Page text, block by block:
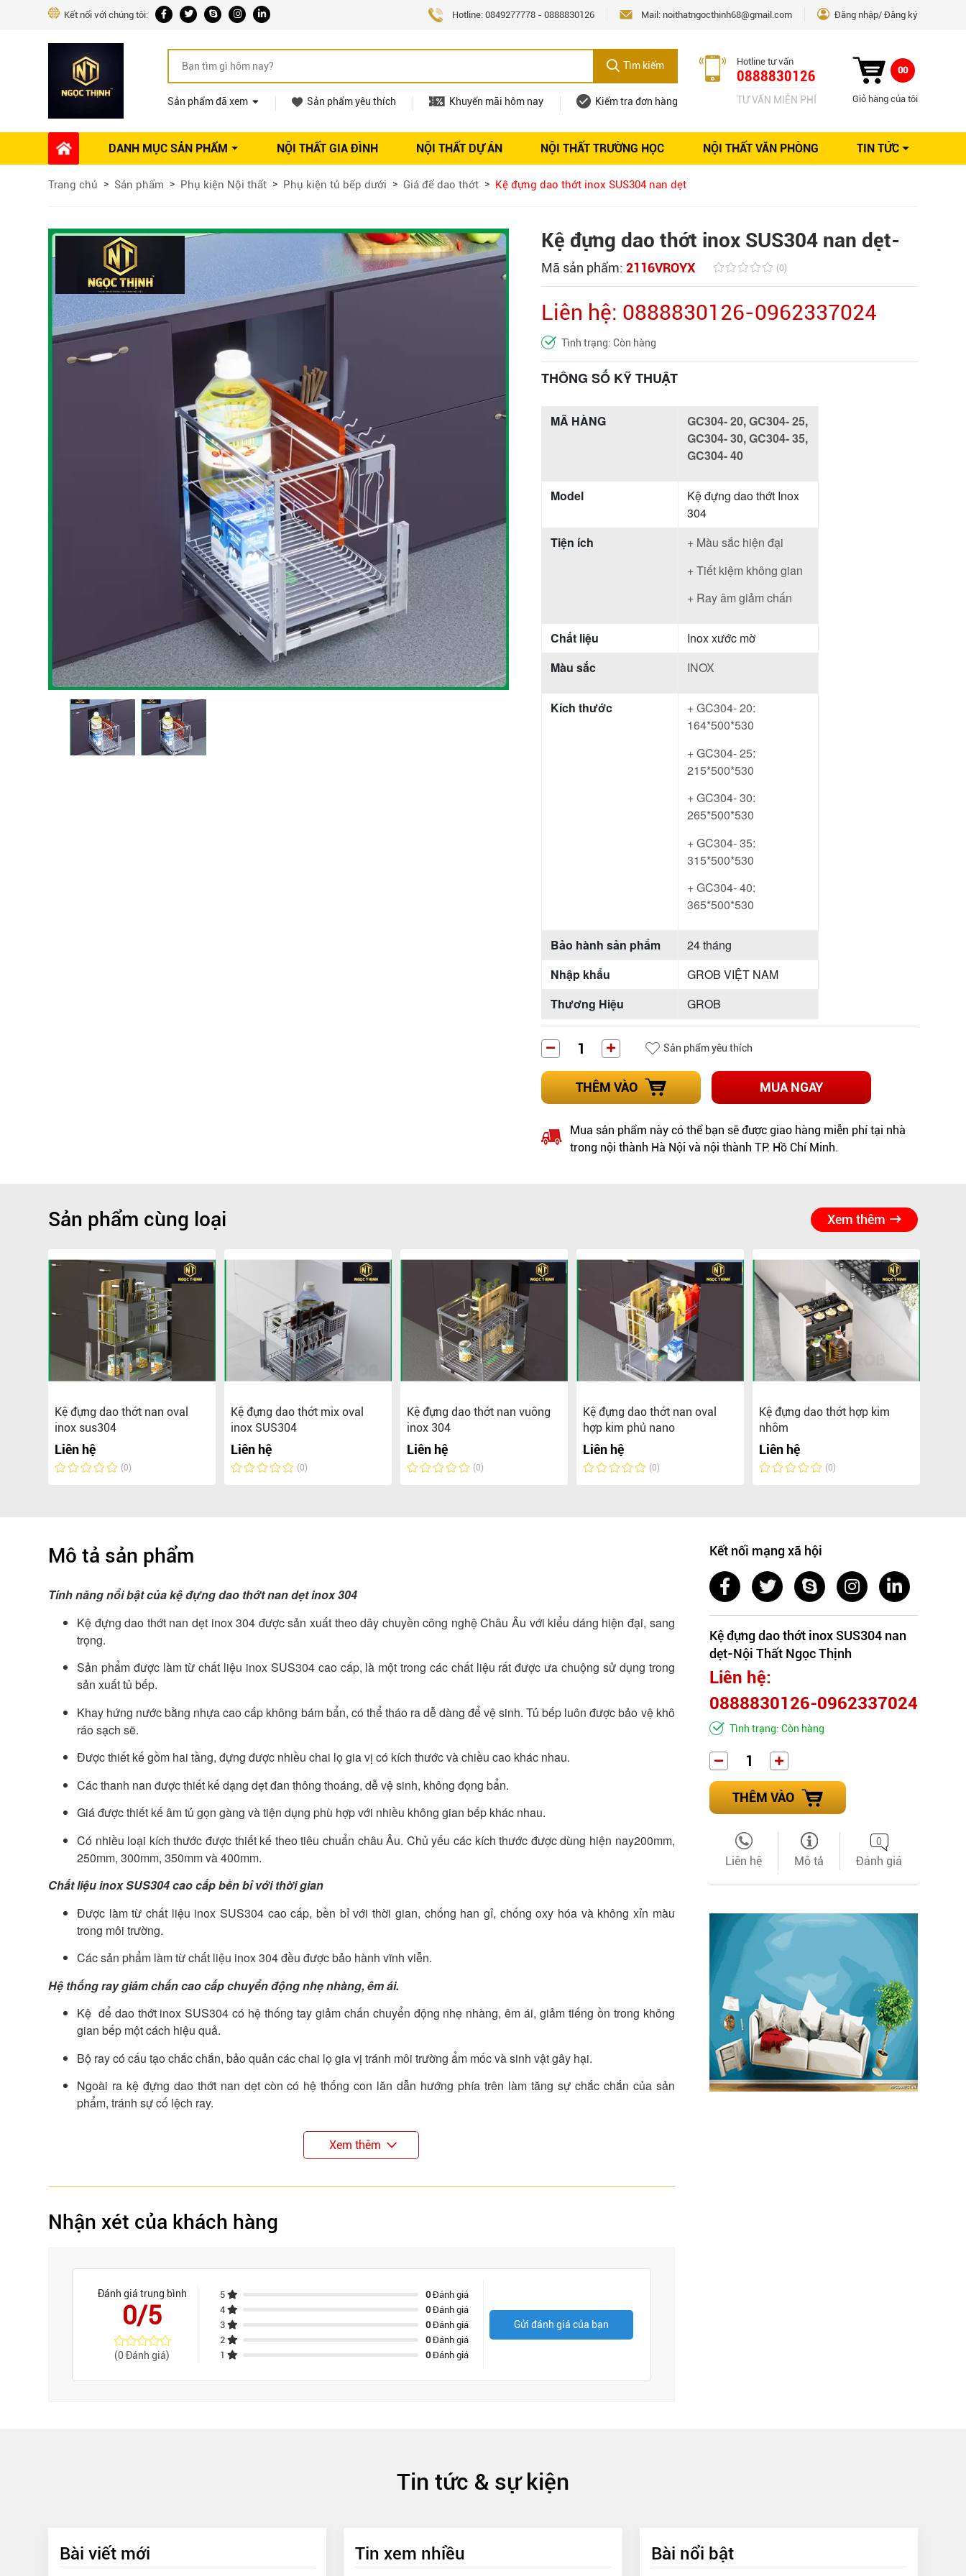
Kết nối với chúng tôi: Hotline: 0849277778 - 0888830126 Mail: noithatngocthinh68@gmail.com Đăng nhập Đăng ký
Tìm kiếm
Sản phẩm đã xem Sản phẩm yêu thích Khuyến mãi hôm nay Kiểm tra đơn hàng
Hotline tư vấn
0888830126
TƯ VẤN MIỄN PHÍ
00
Giỏ hàng của tôi
DANH MỤC SẢN PHẨM
Phụ kiện Nội thất
Ổ khóa tủ
Máy hút mùi
Vòi rửa nhà bếp
Phụ kiện tủ áo
Phụ kiện tủ bếp trên
Thùng đựng gạo
Bếp từ-Bếp hồng ngoại
Chậu rửa bát
Ray trượt – bản lề – tay nắm cửa
Giá để bát đĩa đa năng
NỘI THẤT GIA ĐÌNH NỘI THẤT DỰ ÁN NỘI THẤT TRƯỜNG HỌC NỘI THẤT VĂN PHÒNG TIN TỨC
Dự án thi công Báo giá Nội thất
Giải pháp thiết kế
Trang chủ Sản phẩm Phụ kiện Nội thất Phụ kiện tủ bếp dưới Giá để dao thớt Kệ đựng dao thớt inox SUS304 nan dẹt
Kệ đựng dao thớt inox SUS304 nan dẹt-
Mã sản phẩm:2116VROYX (0)
Liên hệ: 0888830126-0962337024
Tình trạng: Còn hàng
THÔNG SỐ KỸ THUẬT
MÃ HÀNG
GC304- 20, GC304- 25,
GC304- 30, GC304- 35,
GC304- 40
Model
Kệ đựng dao thớt Inox
304
Tiện ích
+ Màu sắc hiện đại
+ Tiết kiệm không gian
+ Ray âm giảm chấn
Chất liệu
Inox xước mờ
Màu sắc
INOX
Kích thước
+ GC304- 20:
164*500*530
+ GC304- 25:
215*500*530
+ GC304- 30:
265*500*530
+ GC304- 35:
315*500*530
+ GC304- 40:
365*500*530
Bảo hành sản phẩm
24 tháng
Nhập khẩu
GROB VIỆT NAM
Thương Hiệu
GROB
Sản phẩm yêu thích
THÊM VÀO MUA NGAY
Mua sản phẩm này có thể bạn sẽ được giao hàng miễn phí tại nhà
trong nội thành Hà Nội và nội thành TP. Hồ Chí Minh.
Sản phẩm cùng loại Xem thêm
Kệ đựng dao thớt nan oval
inox sus304
Liên hệ
(0)
Kệ đựng dao thớt mix oval
inox SUS304
Liên hệ
(0)
Kệ đựng dao thớt nan vuông
inox 304
Liên hệ
(0)
Kệ đựng dao thớt nan oval
hợp kim phủ nano
Liên hệ
(0)
Kệ đựng dao thớt hợp kim
nhôm
Liên hệ
(0)
Mô tả sản phẩm
Tính năng nổi bật của kệ đựng dao thớt nan dẹt inox 304
Kệ đựng dao thớt nan dẹt inox 304 được sản xuất theo dây chuyền công nghệ Châu Âu với kiểu dáng hiện đại, sang
trọng.
Sản phẩm được làm từ chất liệu inox SUS304 cao cấp, là một trong các chất liệu rất được ưa chuộng sử dụng trong
sản xuất tủ bếp.
Khay hứng nước bằng nhựa cao cấp không bám bẩn, có thể tháo ra dễ dàng để vệ sinh. Tủ bếp luôn được bảo vệ khô
ráo sạch sẽ.
Được thiết kế gồm hai tầng, đựng được nhiều chai lọ gia vị có kích thước và chiều cao khác nhau.
Các thanh nan được thiết kế dạng dẹt đan thông thoáng, dễ vệ sinh, không đọng bẩn.
Giá được thiết kế âm tủ gọn gàng và tiện dụng phù hợp với nhiều không gian bếp khác nhau.
Có nhiều loại kích thước được thiết kế theo tiêu chuẩn châu Âu. Chủ yếu các kích thước được dùng hiện nay200mm,
250mm, 300mm, 350mm và 400mm.
Chất liệu inox SUS304 cao cấp bền bỉ với thời gian
Được làm từ chất liệu inox SUS304 cao cấp, bền bỉ với thời gian, chống han gỉ, chống oxy hóa và không xỉn màu
trong môi trường.
Các sản phẩm làm từ chất liệu inox 304 đều được bảo hành vĩnh viễn.
Hệ thống ray giảm chấn cao cấp chuyển động nhẹ nhàng, êm ái.
Kệ để dao thớt inox SUS304 có hệ thống tay giảm chấn chuyển động nhẹ nhàng, êm ái, giảm tiếng ồn trong không
gian bếp một cách hiệu quả.
Bộ ray có cấu tạo chắc chắn, bảo quản các chai lọ gia vị tránh môi trường ẩm mốc và sinh vật gây hại.
Ngoài ra kệ đựng dao thớt nan dẹt còn có hệ thống con lăn dẫn hướng phía trên làm tăng sự chắc chắn của sản
phẩm, tránh sự cố lệch ray.
Xem thêm
Nhận xét của khách hàng
Đánh giá trung bình
0/5
(0 Đánh giá)
5 0Đánh giá
4
0Đánh giá
3
0Đánh giá
2
0Đánh giá
1
0Đánh giá
Gửi đánh giá của bạn
Kết nối mạng xã hội
Kệ đựng dao thớt inox SUS304 nan
dẹt-Nội Thất Ngọc Thịnh
Liên hệ:
0888830126-0962337024
Tình trạng: Còn hàng
THÊM VÀO
Liên hệ Mô tả
0
Đánh giá
Tin tức & sự kiện
Bài viết mới Tin xem nhiều Bài nổi bật